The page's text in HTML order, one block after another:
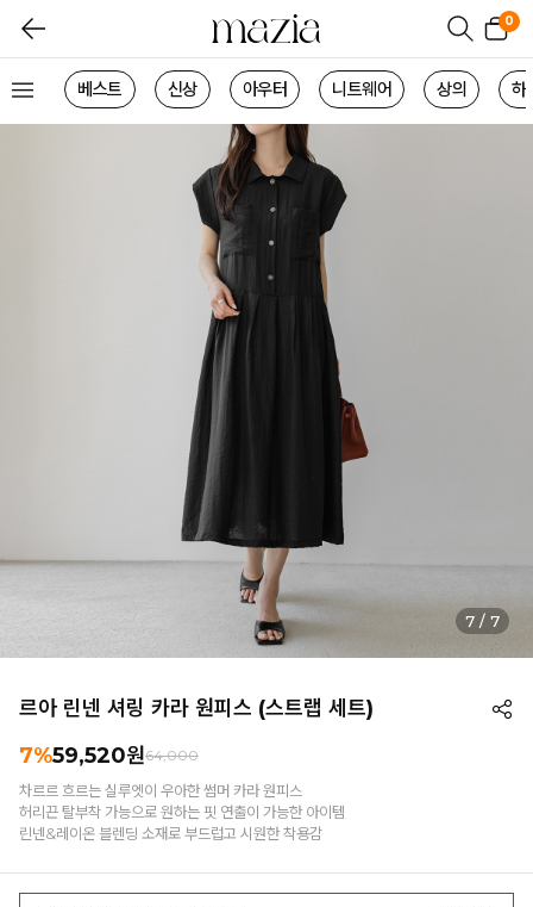
0
베스트 신상 아우터 니트웨어 상의 하
1 / 7
르아 린넨 셔링 카라 원피스 (스트랩 세트)
7%59,520원64,000
차르르 흐르는 실루엣이 우아한 썸머 카라 원피스
허리끈 탈부착 가능으로 원하는 핏 연출이 가능한 아이템
린넨&레이온 블렌딩 소재로 부드럽고 시원한 착용감